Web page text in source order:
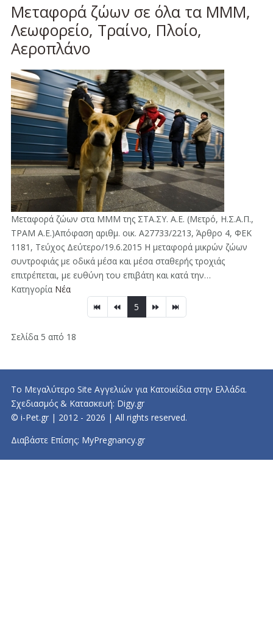
Μεταφορά ζώων σε όλα τα ΜΜΜ,
Λεωφορείο, Τραίνο, Πλοίο,
Αεροπλάνο
Μεταφορά ζώων στα ΜΜΜ της ΣΤΑ.ΣΥ. Α.Ε. (Μετρό, Η.Σ.Α.Π.,
ΤΡΑΜ Α.Ε.)Απόφαση αριθμ. οικ. Α27733/2213, Άρθρο 4, ΦΕΚ
1181, Τεύχος Δεύτερο/19.6.2015 Η μεταφορά μικρών ζώων
συντροφιάς με οδικά μέσα και μέσα σταθερής τροχιάς
επιτρέπεται, με ευθύνη του επιβάτη και κατά την…
Κατηγορία Νέα
5
Σελίδα 5 από 18
Το Μεγαλύτερο Site Αγγελιών για Κατοικίδια στην Ελλάδα.
Σχεδιασμός & Κατασκευή: Digy.gr
© i-Pet.gr | 2012 - 2026 | All rights reserved.
Διαβάστε Επίσης: MyPregnancy.gr